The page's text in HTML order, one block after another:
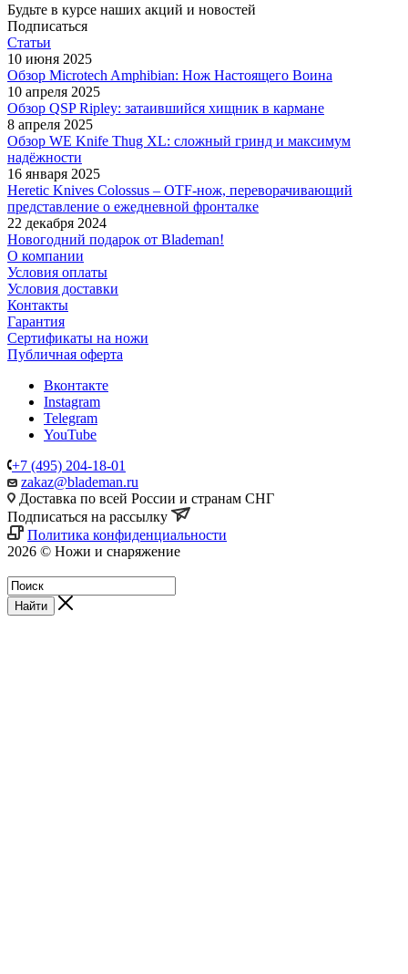
Будьте в курсе наших акций и новостей
Подписаться
Статьи
10 июня 2025
Обзор Microtech Amphibian: Нож Настоящего Воина
10 апреля 2025
Обзор QSP Ripley: затаившийся хищник в кармане
8 апреля 2025
Обзор WE Knife Thug XL: сложный гринд и максимум
надёжности
16 января 2025
Heretic Knives Colossus – OTF-нож, переворачивающий
представление о ежедневной фронталке
22 декабря 2024
Новогодний подарок от Blademan!
О компании
Условия оплаты
Условия доставки
Контакты
Гарантия
Сертификаты на ножи
Публичная оферта
Вконтакте
Instagram
Telegram
YouTube
+7 (495) 204-18-01
zakaz@blademan.ru
Доставка по всей России и странам СНГ
Подписаться на рассылку
Политика конфиденциальности
2026 © Ножи и снаряжение
Найти